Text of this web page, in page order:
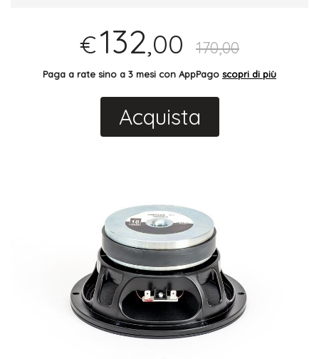
€132,00 170,00
Paga a rate sino a 3 mesi con AppPago scopri di più
Acquista